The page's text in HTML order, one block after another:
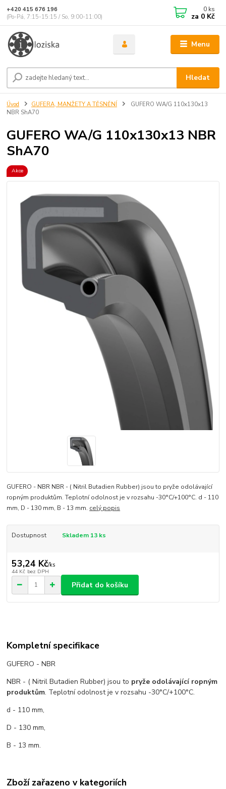
Menu
Hledat
+420 415 676 196
(Po-Pá, 7:15-15:15 / So, 9:00-11:00)
0 ks
za 0 Kč
Úvod GUFERA, MANŽETY A TĚSNĚNÍ
GUFERO WA/G 110x130x13
NBR ShA70
GUFERO WA/G 110x130x13 NBR
ShA70
Akce
GUFERO - NBR NBR - ( Nitril Butadien Rubber) jsou to pryže odolávající
ropným produktům. Teplotní odolnost je v rozsahu -30°C/+100°C. d - 110
mm, D - 130 mm, B - 13 mm. celý popis
Dostupnost Skladem 13 ks
53,24 Kč/ks
44 Kč bez DPH
Přidat do košíku
Kompletní specifikace
GUFERO - NBR
NBR - ( Nitril Butadien Rubber) jsou to pryže odolávající ropným
produktům. Teplotní odolnost je v rozsahu -30°C/+100°C.
d - 110 mm,
D - 130 mm,
B - 13 mm.
Zboží zařazeno v kategoriích